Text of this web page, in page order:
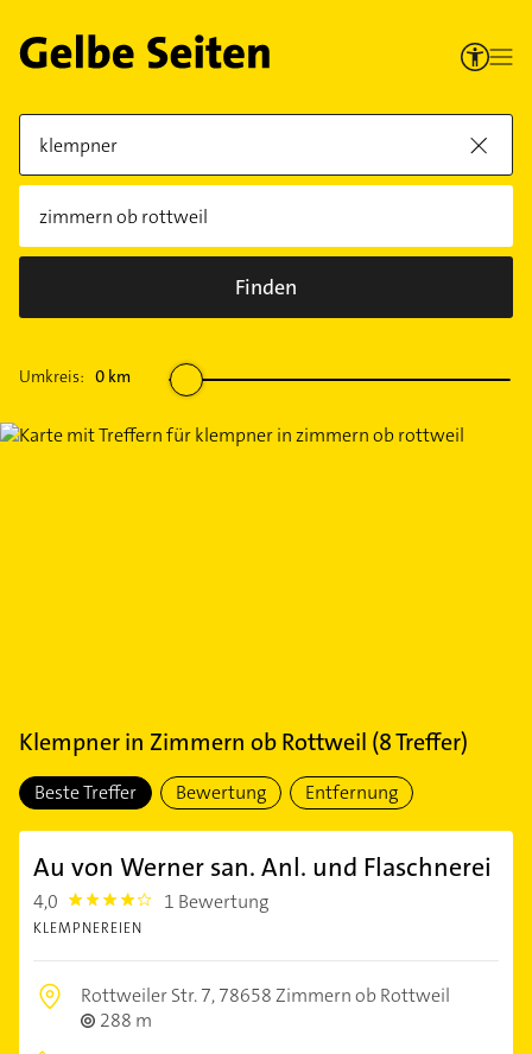
Finden
Umkreis: 0 km
Klempnerin Zimmern ob Rottweil (8Treffer)
Beste Treffer Bewertung Entfernung
Au von Werner san. Anl. und Flaschnerei
4,0 4.0 1 Bewertung
KLEMPNEREIEN
Rottweiler Str. 7,78658 Zimmern ob Rottweil
288 m